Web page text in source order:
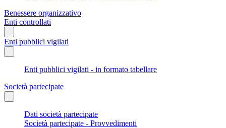
Benessere organizzativo
Enti controllati
Enti pubblici vigilati
Enti pubblici vigilati - in formato tabellare
Società partecipate
Dati società partecipate
Società partecipate - Provvedimenti